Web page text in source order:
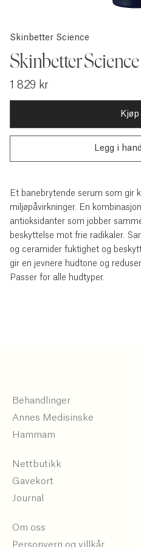
Skinbetter Science
Skinbetter
1 829 kr
Et banebrytende serum som gir
miljøpåvirkninger. En
antioksidanter som jobber
beskyttelse mot frie radikaler.
og ceramider fuktighet og
gir en jevnere hudtone og
Passer for alle hudtyper.
Behandlinger
Annes Medisinske
Hammam
Nettbutikk
Gavekort
Journal
Om oss
Personvern og villkår